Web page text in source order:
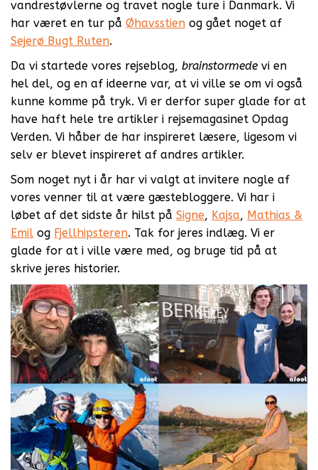
vandrestøvlerne og travet nogle ture i Danmark. Vi
har været en tur på Øhavsstien og gået noget af
Sejerø Bugt Ruten.
Da vi startede vores rejseblog, brainstormede vi en
hel del, og en af ideerne var, at vi ville se om vi også
kunne komme på tryk. Vi er derfor super glade for at
have haft hele tre artikler i rejsemagasinet Opdag
Verden. Vi håber de har inspireret læsere, ligesom vi
selv er blevet inspireret af andres artikler.
Som noget nyt i år har vi valgt at invitere nogle af
vores venner til at være gæstebloggere. Vi har i
løbet af det sidste år hilst på Signe, Kajsa, Mathias &
Emil og Fjellhipsteren. Tak for jeres indlæg. Vi er
glade for at i ville være med, og bruge tid på at
skrive jeres historier.